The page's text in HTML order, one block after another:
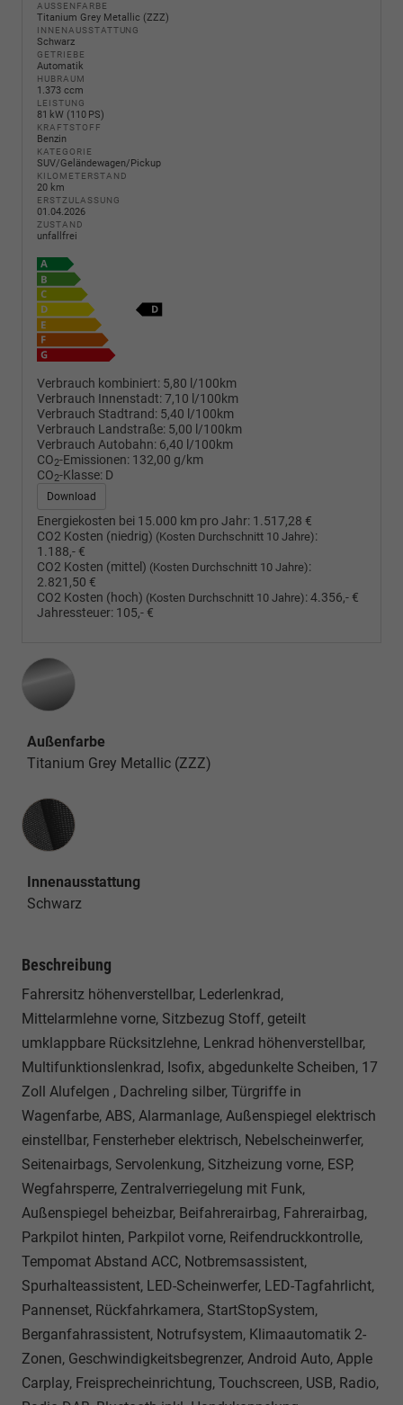
AUSSENFARBE
Titanium Grey Metallic (ZZZ)
INNENAUSSTATTUNG
Schwarz
GETRIEBE
Automatik
HUBRAUM
1.373 ccm
LEISTUNG
81 kW (110 PS)
KRAFTSTOFF
Benzin
KATEGORIE
SUV/Geländewagen/Pickup
KILOMETERSTAND
20 km
ERSTZULASSUNG
01.04.2026
ZUSTAND
unfallfrei
Verbrauch kombiniert: 5,80 l/100km
Verbrauch Innenstadt:7,10 l/100km
Verbrauch Stadtrand: 5,40 l/100km
Verbrauch Landstraße: 5,00 l/100km
Verbrauch Autobahn: 6,40 l/100km
CO2-Emissionen: 132,00 g/km
CO2-Klasse: D
Download
Energiekosten bei 15.000 km pro Jahr: 1.517,28 €
CO2 Kosten (niedrig) (Kosten Durchschnitt 10 Jahre):
1.188,- €
CO2 Kosten (mittel) (Kosten Durchschnitt 10 Jahre):
2.821,50 €
CO2 Kosten (hoch) (Kosten Durchschnitt 10 Jahre):4.356,- €
Jahressteuer: 105,- €
Außenfarbe
Titanium Grey Metallic (ZZZ)
Innenausstattung
Innenausstattung
Schwarz
Beschreibung
Fahrersitz höhenverstellbar, Lederlenkrad,
Mittelarmlehne vorne, Sitzbezug Stoff, geteilt
umklappbare Rücksitzlehne, Lenkrad höhenverstellbar,
Multifunktionslenkrad, Isofix, abgedunkelte Scheiben, 17
Zoll Alufelgen , Dachreling silber, Türgriffe in
Wagenfarbe, ABS, Alarmanlage, Außenspiegel elektrisch
einstellbar, Fensterheber elektrisch, Nebelscheinwerfer,
Seitenairbags, Servolenkung, Sitzheizung vorne, ESP,
Wegfahrsperre, Zentralverriegelung mit Funk,
Außenspiegel beheizbar, Beifahrerairbag, Fahrerairbag,
Parkpilot hinten, Parkpilot vorne, Reifendruckkontrolle,
Tempomat Abstand ACC, Notbremsassistent,
Spurhalteassistent, LED-Scheinwerfer, LED-Tagfahrlicht,
Pannenset, Rückfahrkamera, StartStopSystem,
Berganfahrassistent, Notrufsystem, Klimaautomatik 2-
Zonen, Geschwindigkeitsbegrenzer, Android Auto, Apple
Carplay, Freisprecheinrichtung, Touchscreen, USB, Radio,